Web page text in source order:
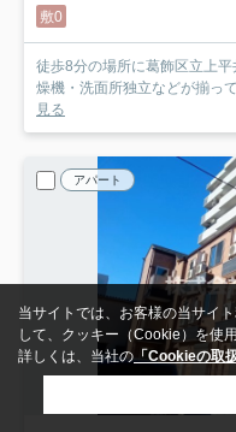
敷0
徒歩8分の場所に葛飾区立上
燥機・洗面所独立などが揃っ
見る
アパート
当サイトでは、お客様の当サイ
して、クッキー（Cookie）を使
詳しくは、当社の 「Cookieの取